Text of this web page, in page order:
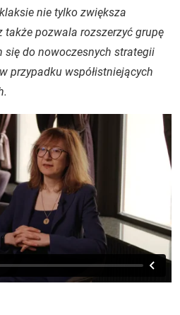
nie tylko zwiększa
także pozwala rozszerzyć grupę
do nowoczesnych strategii
przypadku współistniejących